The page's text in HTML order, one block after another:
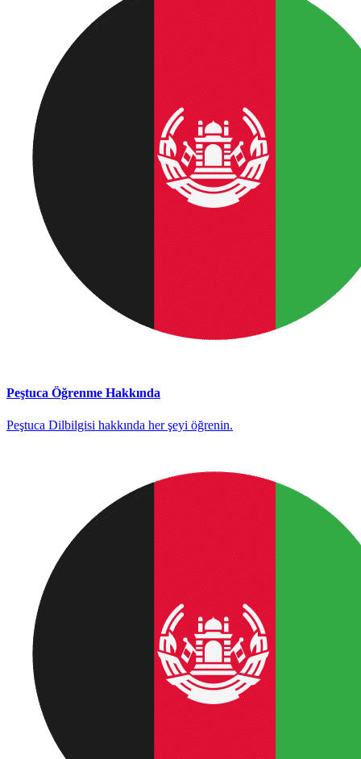
Peştuca Öğrenme Hakkında
Peştuca Dilbilgisi hakkında her şeyi öğrenin.